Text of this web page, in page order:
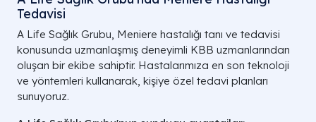
Tedavisi
A Life Sağlık Grubu, Meniere hastalığı tanı ve tedavisi
konusunda uzmanlaşmış deneyimli KBB uzmanlarından
oluşan bir ekibe sahiptir. Hastalarımıza en son teknoloji
ve yöntemleri kullanarak, kişiye özel tedavi planları
sunuyoruz.